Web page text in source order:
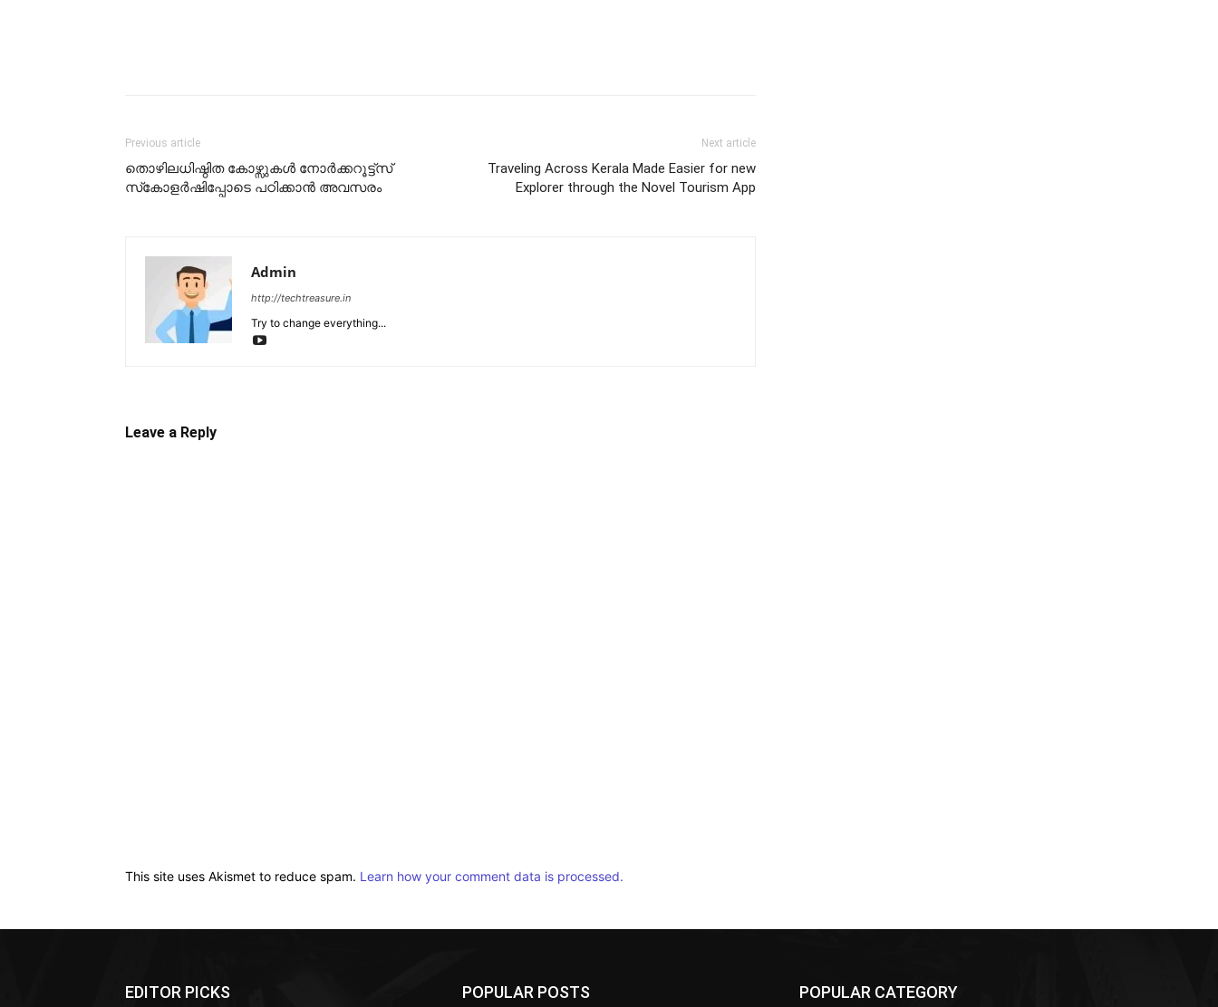
Previous article
തൊഴിലധിഷ്ഠിത കോഴ്സുകള്‍ നോര്‍ക്കറൂട്ട്സ്
സ്‌കോളര്‍ഷിപ്പോടെ പഠിക്കാന്‍ അവസരം
Next article
Traveling Across Kerala Made Easier for new
Explorer through the Novel Tourism App
Admin
http://techtreasure.in
Try to change everything...
Leave a Reply
This site uses Akismet to reduce spam. Learn how your comment data is processed.
EDITOR PICKS POPULAR POSTS POPULAR CATEGORY